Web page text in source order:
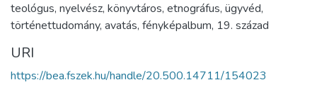
teológus, nyelvész, könyvtáros, etnográfus, ügyvéd,
történettudomány, avatás, fényképalbum, 19. század
URI
https://bea.fszek.hu/handle/20.500.14711/154023